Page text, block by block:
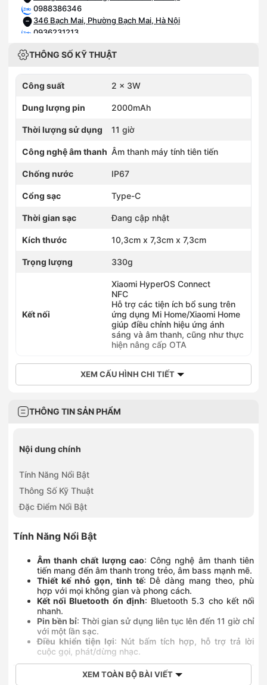
0988386346
346 Bạch Mai, Phường Bạch Mai, Hà Nội
0936231213
0902155252
0985568109
109 Trần Duy Hưng, Phường Yên Hòa, Hà Nội
0981931110
110 Cầu Bươu, Phường Thanh Liệt, Hà Nội
0985981110
0934620123
0886863938
0375966196
0836886258
258 Ngô Gia Tự, Phường Việt Hưng, Hà Nội
28 Trần Phú, Phường Hà Đông, Hà Nội
382 Nguyễn Văn Cừ, Phường Bồ Đề, Hà Nội
392 Cầu Giấy, Phường Cầu Giấy, Hà Nội
0832639292
392 Trương Định, Phường Tương Mai, Hà Nội
0936396799
749 Giải Phóng, Phường Tương Mai, Hà Nội
0942892255
Số 489B Đỗ Xuân Hợp, Phường Phước Long, Hồ Chí Minh
07–09 Phan Bội Châu, Phường Buôn Ma Thuột, Đắk Lắk
0766386633
Số 2 Phố Nối, Phường Mỹ Hào, Hưng Yên
0899159688
0789128383
609 Hoàng Liên, Phường Lào Cai, Lào Cai
0976651585
479-481 Cù Chính Lan, Phường Hòa Bình, Phú Thọ
0789268616
561B đường Hạ Long, Phường Bãi Cháy, Quảng Ninh
0899617373
Số 96 Trần Hưng Đạo, Phường Đồng Hới, Quảng Trị
0789196363
447-449 Quang Trung, Phường Minh Xuân, Tuyên Quang
THÔNG SỐ KỸ THUẬT
Công suất 2 x 3W
Dung lượng pin 2000mAh
Thời lượng sử dụng 11 giờ
Công nghệ âm thanh Âm thanh máy tính tiên tiến
Chống nước IP67
Cổng sạc Type-C
Thời gian sạc Đang cập nhật
Kích thước 10,3cm x 7,3cm x 7,3cm
Trọng lượng 330g
Kết nối
Xiaomi HyperOS Connect
NFC
Hỗ trợ các tiện ích bổ sung trên
ứng dụng Mi Home/Xiaomi Home
giúp điều chỉnh hiệu ứng ánh
sáng và âm thanh, cũng như thực
hiện nâng cấp OTA
XEM CẤU HÌNH CHI TIẾT
THÔNG TIN SẢN PHẨM
Nội dung chính
Tính Năng Nổi Bật
Thông Số Kỹ Thuật
Đặc Điểm Nổi Bật
Tính Năng Nổi Bật
Âm thanh chất lượng cao: Công nghệ âm thanh tiên
tiến mang đến âm thanh trong trẻo, âm bass mạnh mẽ.
Thiết kế nhỏ gọn, tinh tế: Dễ dàng mang theo, phù
hợp với mọi không gian và phong cách.
Kết nối Bluetooth ổn định: Bluetooth 5.3 cho kết nối
nhanh.
Pin bền bỉ: Thời gian sử dụng liên tục lên đến 11 giờ chỉ
với một lần sạc.
Điều khiển tiện lợi: Nút bấm tích hợp, hỗ trợ trả lời
cuộc gọi, phát/dừng nhạc.
XEM TOÀN BỘ BÀI VIẾT